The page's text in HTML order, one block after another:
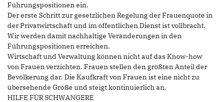
Führungspositionen ein.
Der erste Schritt zur gesetzlichen Regelung der Frauenquote in
der Privatwirtschaft und im öffentlichen Dienst ist vollbracht.
Wir werden damit nachhaltige Veränderungen in den
Führungspositionen erreichen.
Wirtschaft und Verwaltung können nicht auf das Know-how
von Frauen verzichten. Frauen stellen den größten Anteil der
Bevölkerung dar. Die Kaufkraft von Frauen ist eine nicht zu
übersehende Größe und steigt kontinuierlich an.
HILFE FÜR SCHWANGERE